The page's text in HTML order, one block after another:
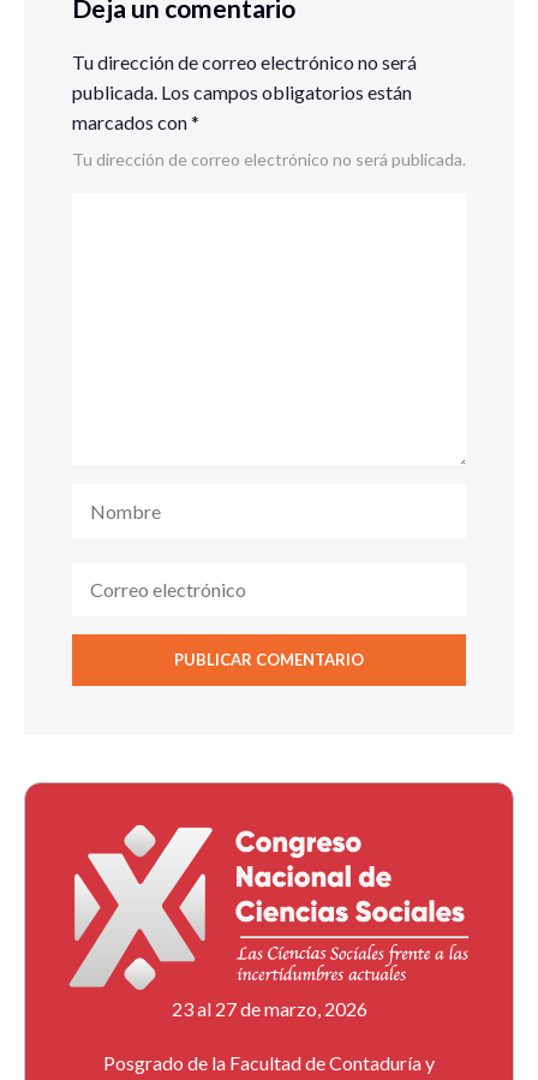
Deja un comentario
Tu dirección de correo electrónico no será
publicada. Los campos obligatorios están
marcados con*
Tu dirección de correo electrónico no será publicada.
23 al 27 de marzo, 2026
Posgrado de la Facultad de Contaduría y